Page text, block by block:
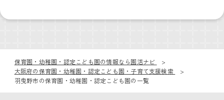
保育園・幼稚園・認定こども園の情報なら園活ナビ
大阪府の保育園・幼稚園・認定こども園・子育て支援検索
羽曳野市の保育園・幼稚園・認定こども園の一覧